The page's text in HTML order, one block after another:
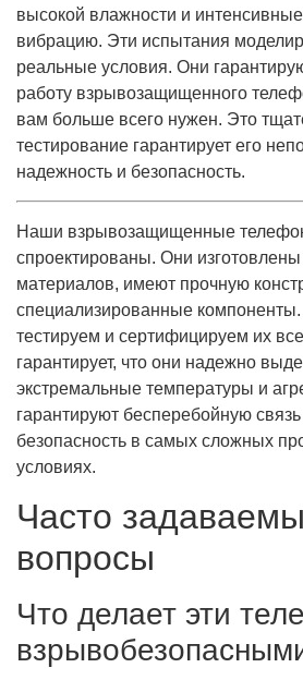
высокой влажности и
вибрацию. Эти испытания
реальные условия. Они
работу взрывозащищенного
вам больше всего нужен. Это
тестирование гарантирует его
надежность и безопасность.
Наши взрывозащищенные
спроектированы. Они
материалов, имеют прочную
специализированные
тестируем и сертифицируем их
гарантирует, что они надежно
экстремальные температуры и
гарантируют бесперебойную
безопасность в самых сложных
условиях.
Часто
вопросы
Что делает эти